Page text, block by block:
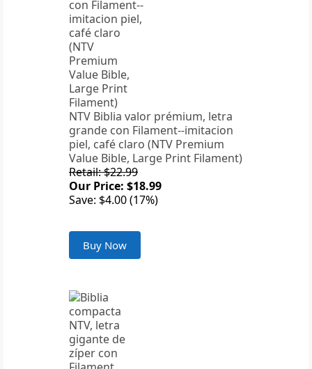
NTV Biblia valor prémium, letra
grande con Filament--imitacion
piel, café claro (NTV Premium
Value Bible, Large Print Filament)
Retail: $22.99
Our Price: $18.99
Save: $4.00 (17%)
Buy Now